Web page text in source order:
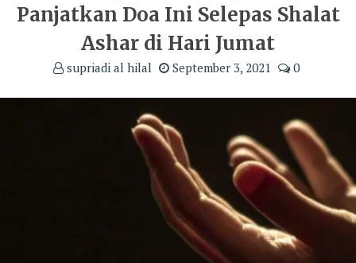
Panjatkan Doa Ini Selepas Shalat
Ashar di Hari Jumat
supriadi al hilal September 3, 2021 0